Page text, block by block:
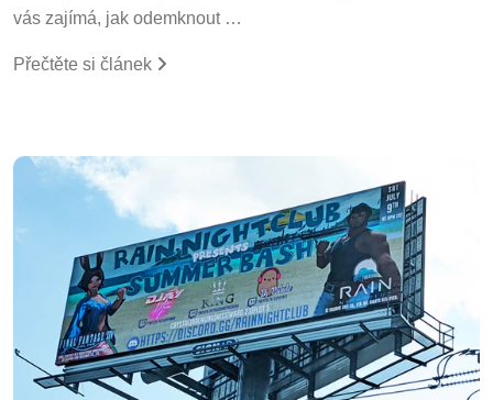
vás zajímá, jak odemknout …
Přečtěte si článek